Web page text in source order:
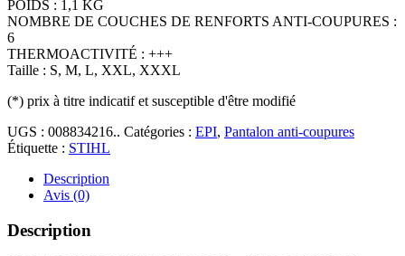
POIDS : 1,1 KG
NOMBRE DE COUCHES DE RENFORTS ANTI-COUPURES :
6
THERMOACTIVITÉ : +++
Taille : S, M, L, XXL, XXXL
(*) prix à titre indicatif et susceptible d'être modifié
UGS : 008834216.. Catégories : EPI, Pantalon anti-coupures
Étiquette : STIHL
Description
Avis (0)
Description